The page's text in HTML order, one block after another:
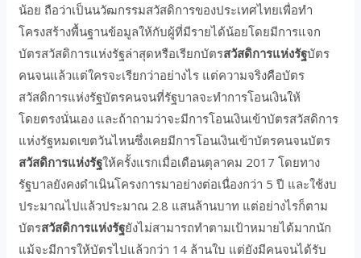
น้อย ถือว่าเป็นนวัฒกรรมสวัสดิการของประเทศไทยเพื่อทำ
โครงสร้างพื้นฐานข้อมูลให้กับผู้ที่มีรายได้น้อยโดยมีการแจก
บัตรสวัสดิการแห่งรัฐล่าสุดหรือเรียกบัตรสวัสดิการแห่งรัฐบัตร
คนจนแล้วแต่ใครจะเรียกว่าอย่างไร แต่ความจริงคือบัตร
สวัสดิการแห่งรัฐบัตรคนจนที่รัฐบาลจะทำการโอนเงินให้
โดยตรงนั่นเอง และถ้าถามว่าจะมีการโอนเงินเข้าบัตรสวัสดิการ
แห่งรัฐหมดเขตวันไหนซึ่งเคยมีการโอนเงินเข้าบัตรคนจนบัตร
สวัสดิการแห่งรัฐให้ครั้งแรกเมื่อเดือนตุลาคม 2017 โดยทาง
รัฐบาลยังคงดำเนินโครงการมาอย่างต่อเนื่องกว่า 5 ปี และใช้งบ
ประมาณไปแล้วประมาณ 2.8 แสนล้านบาท แต่อย่างไรก็ตาม
บัตรสวัสดิการแห่งรัฐยังไม่สามารถทำตามเป้าหมายได้มากนัก
แม้จะมีการให้บัตรไปแล้วกว่า 14 ล้านใบ แต่ยังมีคนจนได้รับ